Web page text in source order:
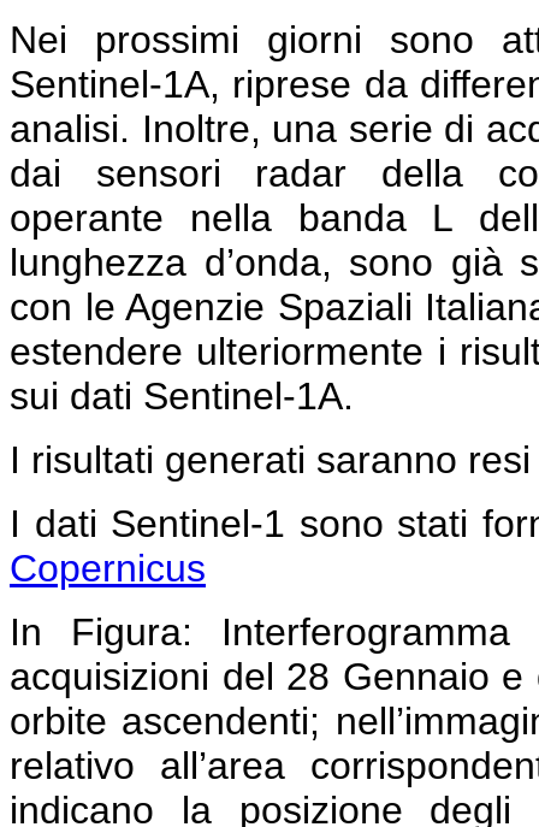
Nei prossimi giorni sono
Sentinel-1A, riprese da
analisi. Inoltre, una serie di
dai sensori radar della
operante nella banda L
lunghezza d’onda, sono già
con le Agenzie Spaziali
estendere ulteriormente i
sui dati Sentinel-1A.
I risultati generati saranno
I dati Sentinel-1 sono stati
Copernicus
In Figura:
acquisizioni del 28 Gennaio
orbite ascendenti;
relativo all’area
indicano la posizione